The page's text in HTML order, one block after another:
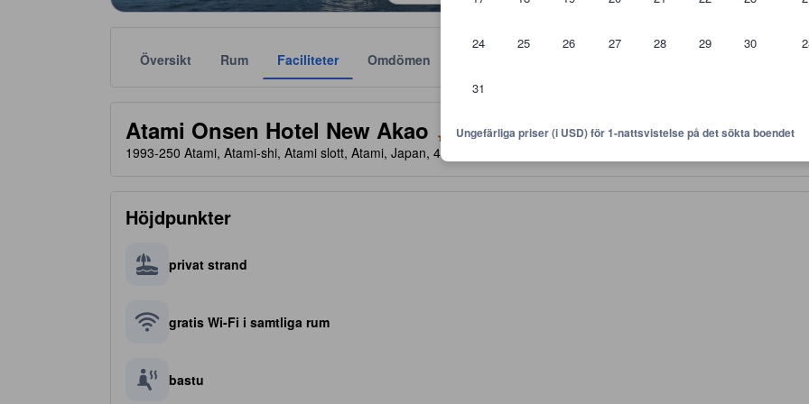
24 25 26 27 28 29 30
31
Ungefärliga priser (i USD) för 1-nattsvistelse på det sökta boendet
Översikt Rum Faciliteter Omdömen
Atami Onsen Hotel New Akao
1993-250 Atami, Atami-shi, Atami slott, Atami, Japan, 413-8555
Höjdpunkter
privat strand
gratis Wi-Fi i samtliga rum
bastu